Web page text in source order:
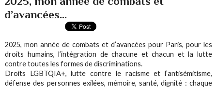
d’avancées...
2025, mon année de combats et d’avancées pour Paris, pour les
droits humains, l’intégration de chacune et chacun et la lutte
contre toutes les formes de discriminations.
Droits LGBTQIA+, lutte contre le racisme et l’antisémitisme,
défense des personnes exilées, mémoire, santé, dignité : chaque